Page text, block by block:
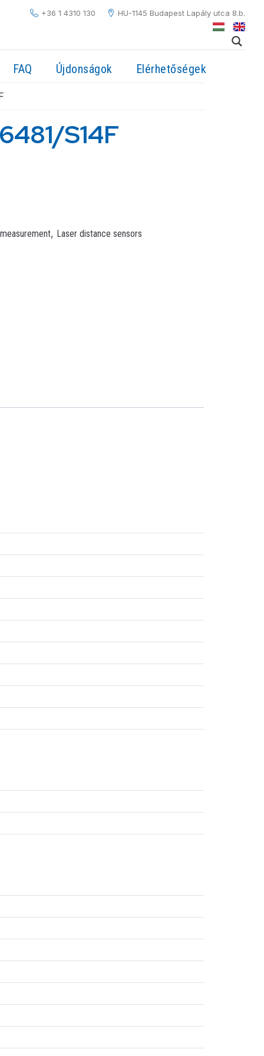
+36 1 4310 130 HU-1145 Budapest Lapály utca 8.b.
FAQ Újdonságok Elérhetőségek
S14F
, Laser distance sensors